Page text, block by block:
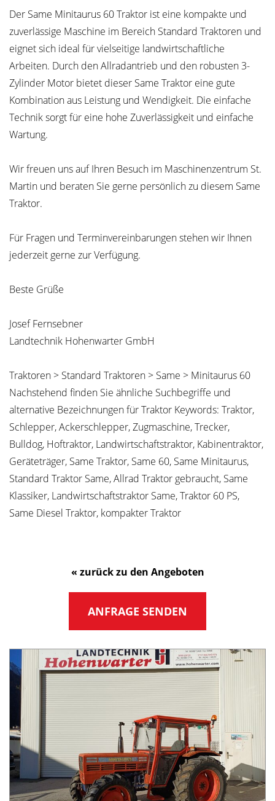
Der Same Minitaurus 60 Traktor ist eine kompakte und
zuverlässige Maschine im Bereich Standard Traktoren und
eignet sich ideal für vielseitige landwirtschaftliche
Arbeiten. Durch den Allradantrieb und den robusten 3-
Zylinder Motor bietet dieser Same Traktor eine gute
Kombination aus Leistung und Wendigkeit. Die einfache
Technik sorgt für eine hohe Zuverlässigkeit und einfache
Wartung.
Wir freuen uns auf Ihren Besuch im Maschinenzentrum St.
Martin und beraten Sie gerne persönlich zu diesem Same
Traktor.
Für Fragen und Terminvereinbarungen stehen wir Ihnen
jederzeit gerne zur Verfügung.
Beste Grüße
Josef Fernsebner
Landtechnik Hohenwarter GmbH
Traktoren > Standard Traktoren > Same > Minitaurus 60
Nachstehend finden Sie ähnliche Suchbegriffe und
alternative Bezeichnungen für Traktor Keywords: Traktor,
Schlepper, Ackerschlepper, Zugmaschine, Trecker,
Bulldog, Hoftraktor, Landwirtschaftstraktor, Kabinentraktor,
Geräteträger, Same Traktor, Same 60, Same Minitaurus,
Standard Traktor Same, Allrad Traktor gebraucht, Same
Klassiker, Landwirtschaftstraktor Same, Traktor 60 PS,
Same Diesel Traktor, kompakter Traktor
« zurück zu den Angeboten
ANFRAGE SENDEN